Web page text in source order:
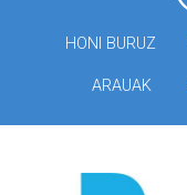
HONI BURUZ
ARAUAK